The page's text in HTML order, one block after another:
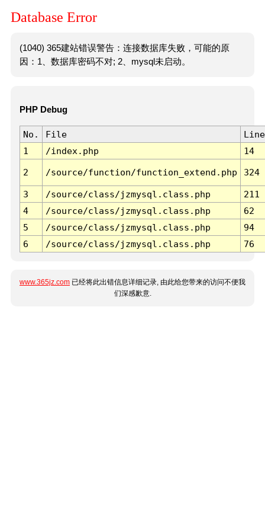
Database Error
(1040) 365建站错误警告：连接数据库失败，可能的原
因：1、数据库密码不对; 2、mysql未启动。
PHP Debug
No. File
Line
1
/index.php 14
2 /source/function/function_extend.php 324
3 /source/class/jzmysql.class.php
211
4
/source/class/jzmysql.class.php
62
5
/source/class/jzmysql.class.php
94
6
/source/class/jzmysql.class.php 76
www.365jz.com 已经将此出错信息详细记录, 由此给您带来的访问不便我
们深感歉意.